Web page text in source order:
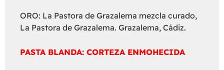
ORO: La Pastora de Grazalema mezcla curado,
La Pastora de Grazalema. Grazalema, Cádiz.
PASTA BLANDA: CORTEZA ENMOHECIDA